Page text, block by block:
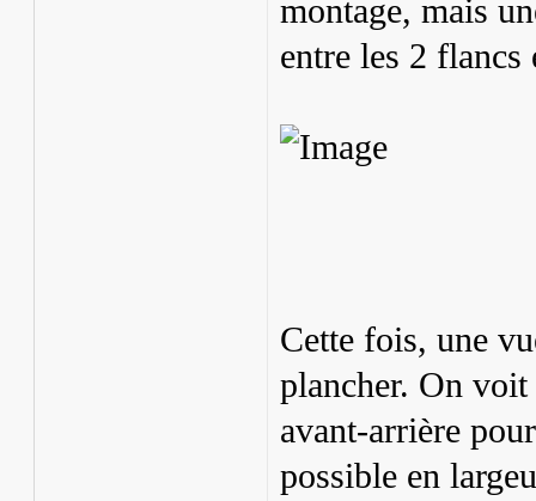
montage, mais
entre les 2 flancs
Cette fois, une
plancher. On voit
avant-arrière
possible en